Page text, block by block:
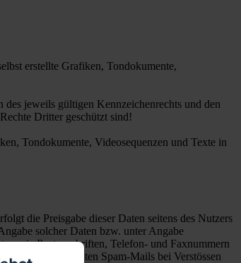
erstellte Grafiken, Tondokumente,
jeweils gültigen Kennzeichenrechts und den
Dritter geschützt sind!
Tondokumente, Videosequenzen und Texte in
die Preisgabe dieser Daten seitens des Nutzers
solcher Daten bzw. unter Angabe
wie Postanschriften, Telefon- und Faxnummern
von sogenannten Spam-Mails bei Verstössen